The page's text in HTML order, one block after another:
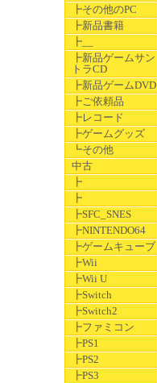
┣その他のPC
┣新品書籍
┣__
┣新品ゲームサン
トラCD
┣新品ゲームDVD
┣ご依頼品
┣レコード
┣ゲームグッズ
┗その他
中古
┣
┣
┣SFC_SNES
┣NINTENDO64
┣ゲームキューブ
┣Wii
┣Wii U
┣Switch
┣Switch2
┣ファミコン
┣PS1
┣PS2
┣PS3